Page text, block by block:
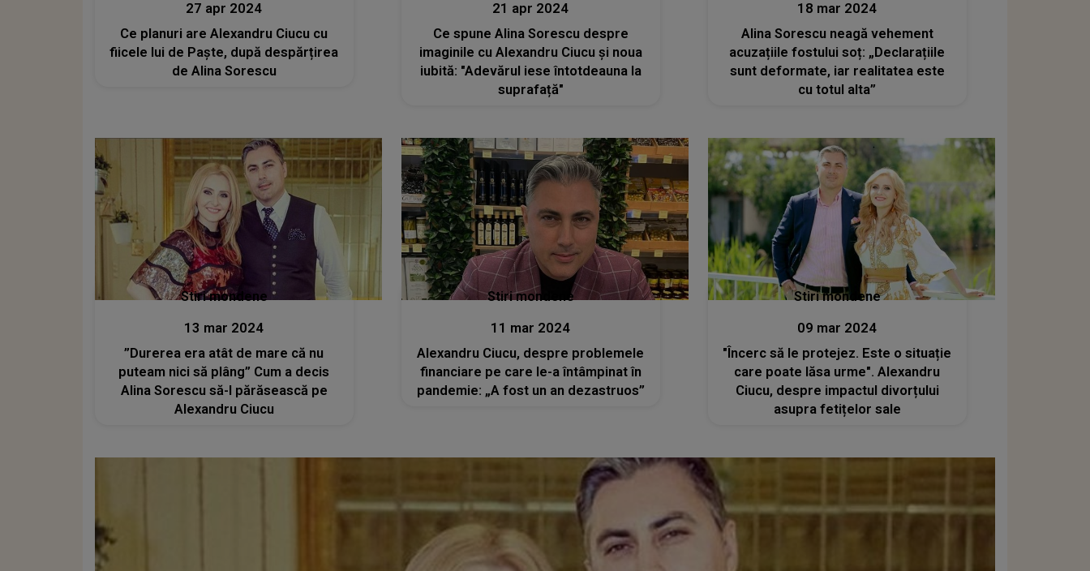
27 apr 2024
Ce planuri are Alexandru Ciucu cu
fiicele lui de Paște, după despărțirea
de Alina Sorescu
21 apr 2024
Ce spune Alina Sorescu despre
imaginile cu Alexandru Ciucu și noua
iubită: "Adevărul iese întotdeauna la
suprafață"
18 mar 2024
Alina Sorescu neagă vehement
acuzațiile fostului soț: „Declarațiile
sunt deformate, iar realitatea este
cu totul alta”
Stiri mondene
13 mar 2024
”Durerea era atât de mare că nu
puteam nici să plâng” Cum a decis
Alina Sorescu să-l părăsească pe
Alexandru Ciucu
Stiri mondene
11 mar 2024
Alexandru Ciucu, despre problemele
financiare pe care le-a întâmpinat în
pandemie: „A fost un an dezastruos”
Stiri mondene
09 mar 2024
"Încerc să le protejez. Este o situație
care poate lăsa urme". Alexandru
Ciucu, despre impactul divorțului
asupra fetițelor sale